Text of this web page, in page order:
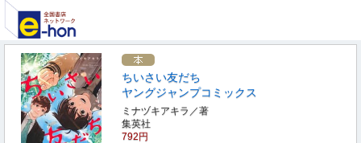
ちいさい友だち
ヤングジャンプコミックス
ミナヅキアキラ／著
集英社
792円